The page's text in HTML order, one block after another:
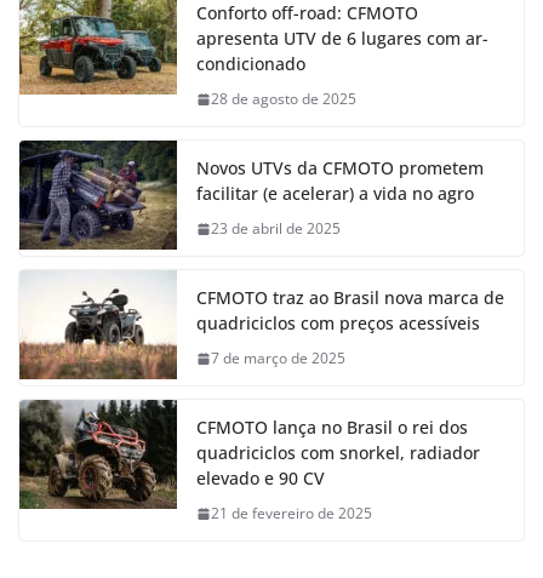
Conforto off-road: CFMOTO
apresenta UTV de 6 lugares com ar-
condicionado
28 de agosto de 2025
Novos UTVs da CFMOTO prometem
facilitar (e acelerar) a vida no agro
23 de abril de 2025
CFMOTO traz ao Brasil nova marca de
quadriciclos com preços acessíveis
7 de março de 2025
CFMOTO lança no Brasil o rei dos
quadriciclos com snorkel, radiador
elevado e 90 CV
21 de fevereiro de 2025